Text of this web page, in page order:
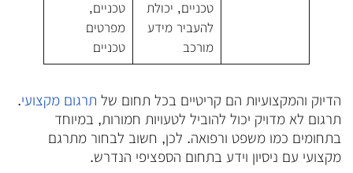
טכניים, יכולת
להעביר מידע
מורכב
טכניים,
מפרטים
טכניים
הדיוק והמקצועיות הם קריטיים בכל תחום של תרגום מקצועי.
תרגום לא מדויק יכול להוביל לטעויות חמורות, במיוחד
בתחומים כמו משפט ורפואה. לכן, חשוב לבחור מתרגם
מקצועי עם ניסיון וידע בתחום הספציפי הנדרש.